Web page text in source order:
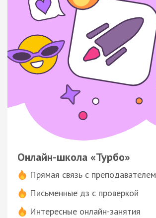
Онлайн-школа «Турбо»
Прямая связь с преподавателем
Письменные дз с проверкой
Интересные онлайн-занятия